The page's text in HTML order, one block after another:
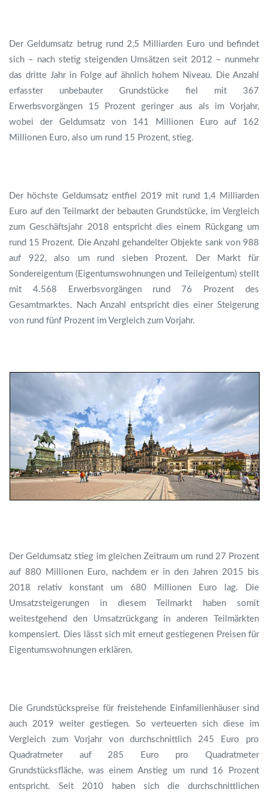
Der Geldumsatz betrug rund 2,5 Milliarden Euro und befindet
sich – nach stetig steigenden Umsätzen seit 2012 – nunmehr
das dritte Jahr in Folge auf ähnlich hohem Niveau. Die Anzahl
erfasster unbebauter Grundstücke fiel mit 367
Erwerbsvorgängen 15 Prozent geringer aus als im Vorjahr,
wobei der Geldumsatz von 141 Millionen Euro auf 162
Millionen Euro, also um rund 15 Prozent, stieg.
Der höchste Geldumsatz entfiel 2019 mit rund 1,4 Milliarden
Euro auf den Teilmarkt der bebauten Grundstücke, im Vergleich
zum Geschäftsjahr 2018 entspricht dies einem Rückgang um
rund 15 Prozent. Die Anzahl gehandelter Objekte sank von 988
auf 922, also um rund sieben Prozent. Der Markt für
Sondereigentum (Eigentumswohnungen und Teileigentum) stellt
mit 4.568 Erwerbsvorgängen rund 76 Prozent des
Gesamtmarktes. Nach Anzahl entspricht dies einer Steigerung
von rund fünf Prozent im Vergleich zum Vorjahr.
Der Geldumsatz stieg im gleichen Zeitraum um rund 27 Prozent
auf 880 Millionen Euro, nachdem er in den Jahren 2015 bis
2018 relativ konstant um 680 Millionen Euro lag. Die
Umsatzsteigerungen in diesem Teilmarkt haben somit
weitestgehend den Umsatzrückgang in anderen Teilmärkten
kompensiert. Dies lässt sich mit erneut gestiegenen Preisen für
Eigentumswohnungen erklären.
Die Grundstückspreise für freistehende Einfamilienhäuser sind
auch 2019 weiter gestiegen. So verteuerten sich diese im
Vergleich zum Vorjahr von durchschnittlich 245 Euro pro
Quadratmeter auf 285 Euro pro Quadratmeter
Grundstücksfläche, was einem Anstieg um rund 16 Prozent
entspricht. Seit 2010 haben sich die durchschnittlichen